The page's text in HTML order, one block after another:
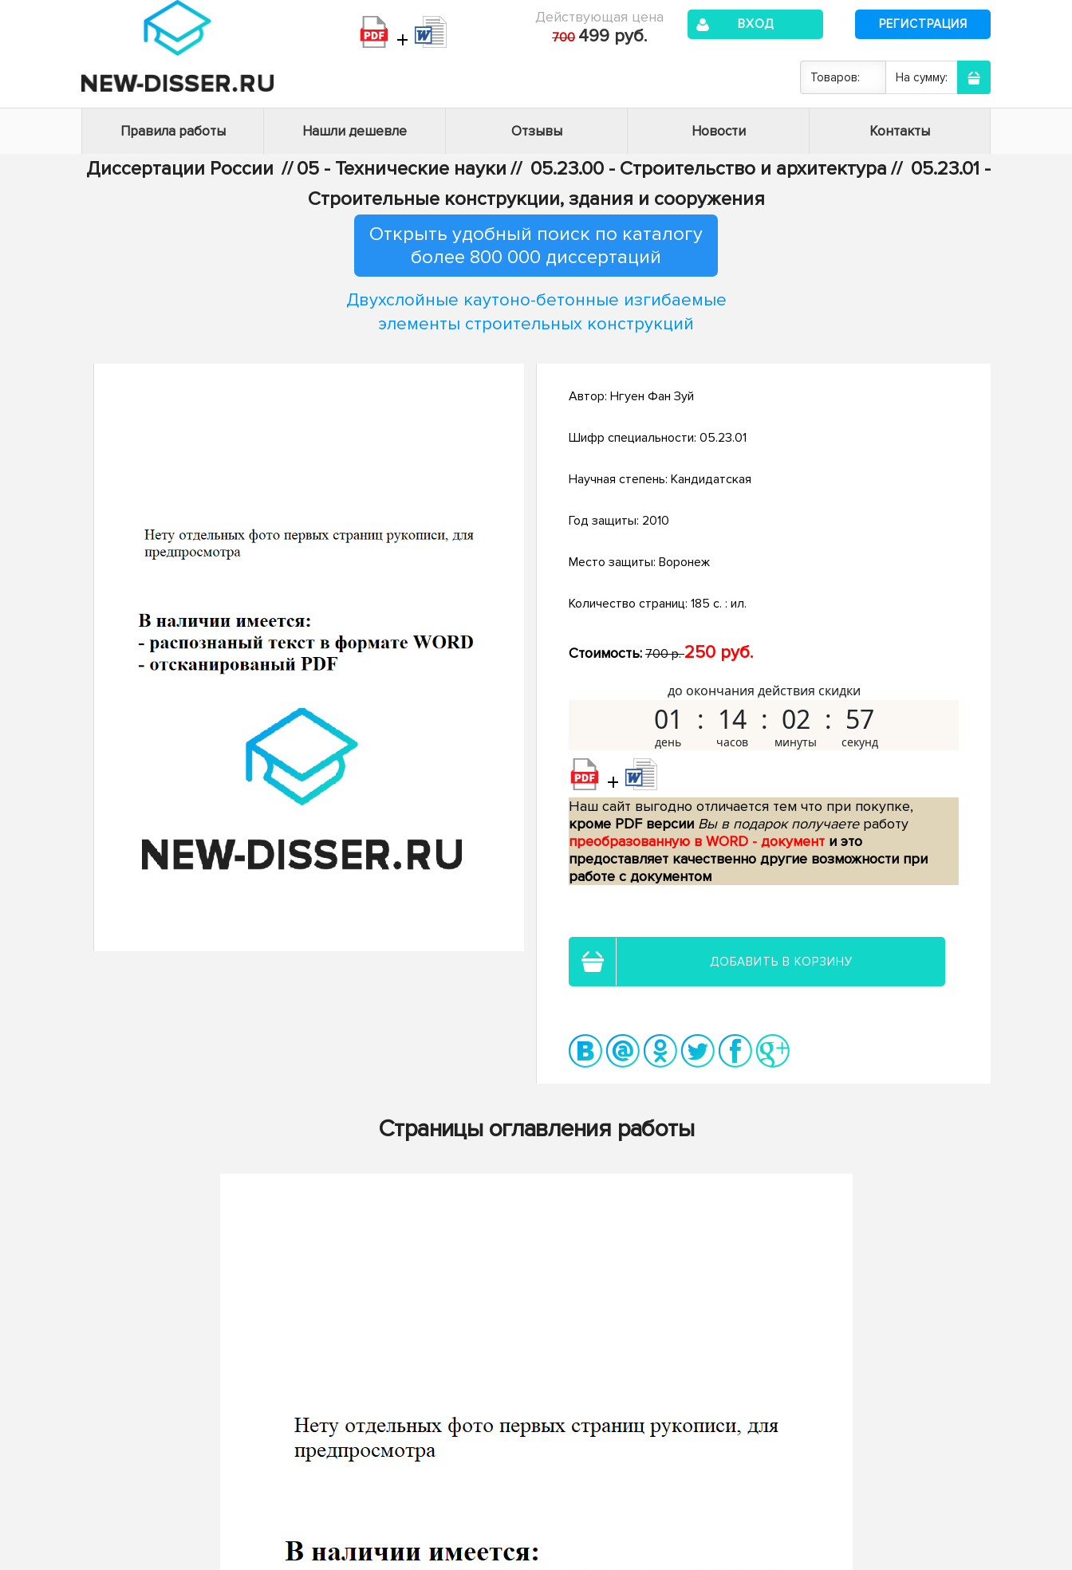
+
Действующая цена
700 499 руб.
ВХОД РЕГИСТРАЦИЯ
Товаров: На сумму:
Правила работы Нашли дешевле Отзывы Новости Контакты
Диссертации России // 05 - Технические науки // 05.23.00 - Строительство и архитектура // 05.23.01 -
Строительные конструкции, здания и сооружения
Открыть удобный поиск по каталогу
более 800 000 диссертаций
Двухслойные каутоно-бетонные изгибаемые
элементы строительных конструкций
Автор: Нгуен Фан Зуй
Шифр специальности: 05.23.01
Научная степень: Кандидатская
Год защиты: 2010
Место защиты: Воронеж
Количество страниц: 185 с. : ил.
Стоимость: 700 р.250 руб.
до окончания действия скидки
01 14 02 56
+
Наш сайт выгодно отличается тем что при покупке,
кроме PDF версии Вы в подарок получаетеработу
преобразованную в WORD - документ и это
предоставляет качественно другие возможности при
работе с документом
ДОБАВИТЬ В КОРЗИНУ
Страницы оглавления работы